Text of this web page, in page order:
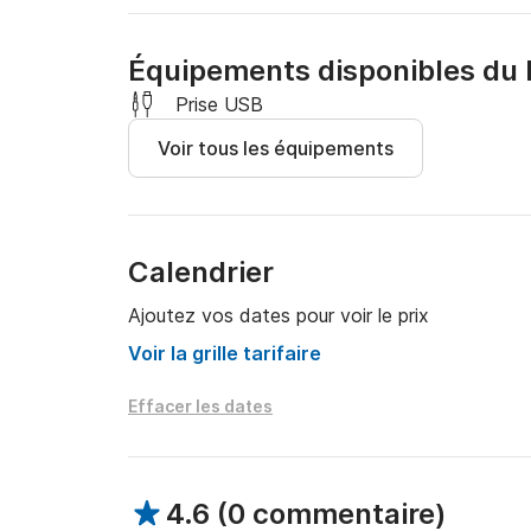
Les bateaux doivent être rendus propres
mouchoirs, etc.). Dans le cas contraire, des
Équipements disponibles du
Prise USB
Voir tous les équipements
Calendrier
Ajoutez vos dates pour voir le prix
Voir la grille tarifaire
Effacer les dates
4.6 (0 commentaire)